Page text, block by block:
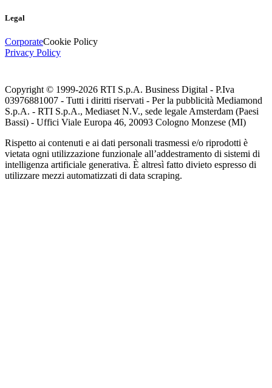
Legal
CorporateCookie Policy
Privacy Policy
Copyright © 1999-2026 RTI S.p.A. Business Digital - P.Iva
03976881007 - Tutti i diritti riservati - Per la pubblicità Mediamond
S.p.A. - RTI S.p.A., Mediaset N.V., sede legale Amsterdam (Paesi
Bassi) - Uffici Viale Europa 46, 20093 Cologno Monzese (MI)
Rispetto ai contenuti e ai dati personali trasmessi e/o riprodotti è
vietata ogni utilizzazione funzionale all’addestramento di sistemi di
intelligenza artificiale generativa. È altresì fatto divieto espresso di
utilizzare mezzi automatizzati di data scraping.